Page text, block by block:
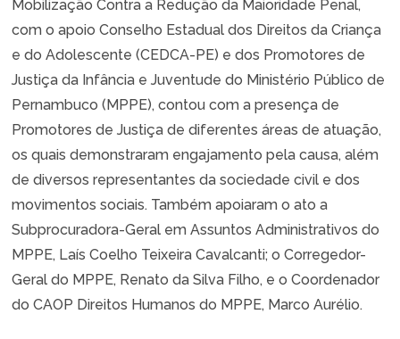
Mobilização Contra a Redução da Maioridade Penal,
com o apoio Conselho Estadual dos Direitos da Criança
e do Adolescente (CEDCA-PE) e dos Promotores de
Justiça da Infância e Juventude do Ministério Público de
Pernambuco (MPPE), contou com a presença de
Promotores de Justiça de diferentes áreas de atuação,
os quais demonstraram engajamento pela causa, além
de diversos representantes da sociedade civil e dos
movimentos sociais. Também apoiaram o ato a
Subprocuradora-Geral em Assuntos Administrativos do
MPPE, Laís Coelho Teixeira Cavalcanti; o Corregedor-
Geral do MPPE, Renato da Silva Filho, e o Coordenador
do CAOP Direitos Humanos do MPPE, Marco Aurélio.